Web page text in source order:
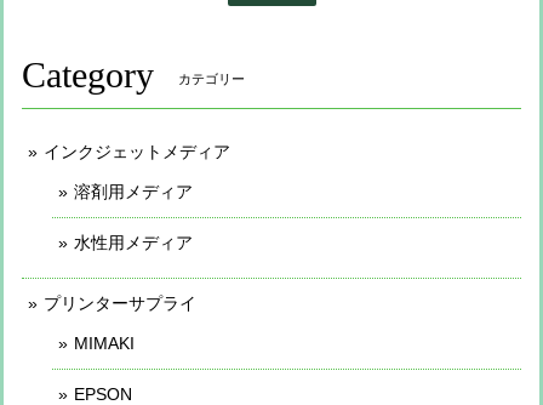
Category カテゴリー
インクジェットメディア
溶剤用メディア
水性用メディア
プリンターサプライ
MIMAKI
EPSON